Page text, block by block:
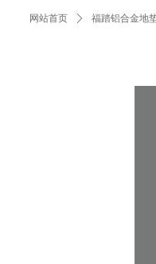
网站首页 ꄲ 福踏铝合金地